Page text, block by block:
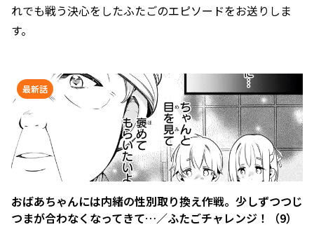
れでも戦う決心をしたふたごのエピソードをお送りしま
す。
最新話
おばあちゃんには内緒の性別取り換え作戦。少しずつつじ
つまが合わなくなってきて…／ふたごチャレンジ！（9）